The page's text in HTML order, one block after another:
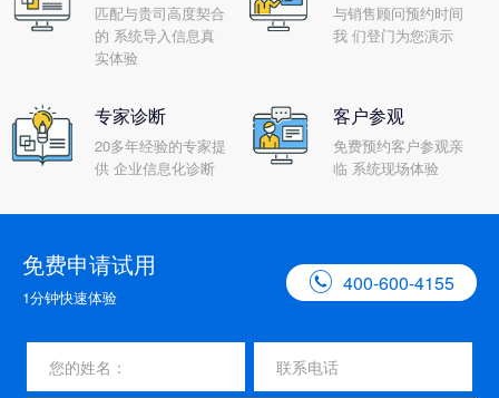
匹配与贵司高度契合
的 系统导入信息真
实体验
与销售顾问预约时间
我 们登门为您演示
专家诊断
20多年经验的专家提
供 企业信息化诊断
客户参观
免费预约客户参观亲
临 系统现场体验
免费申请试用
1分钟快速体验
 400-600-4155